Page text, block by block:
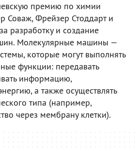
премию по химии
Соваж, Фрейзер Стоддарт и
разработку и создание
Молекулярные машины —
которые могут выполнять
функции: передавать
информацию,
а также осуществлять
типа (например,
через мембрану клетки).